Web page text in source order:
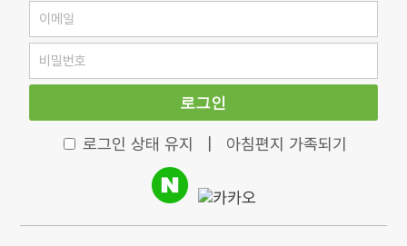
로그인
로그인 상태 유지 아침편지 가족되기